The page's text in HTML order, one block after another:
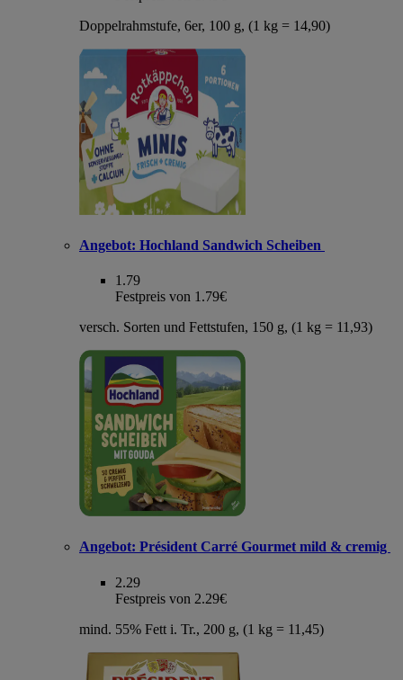
Doppelrahmstufe, 6er, 100 g, (1 kg = 14,90)
Angebot: Hochland Sandwich Scheiben
1.79
Festpreis von 1.79€
versch. Sorten und Fettstufen, 150 g, (1 kg = 11,93)
Angebot: Président Carré Gourmet mild & cremig
2.29
Festpreis von 2.29€
mind. 55% Fett i. Tr., 200 g, (1 kg = 11,45)